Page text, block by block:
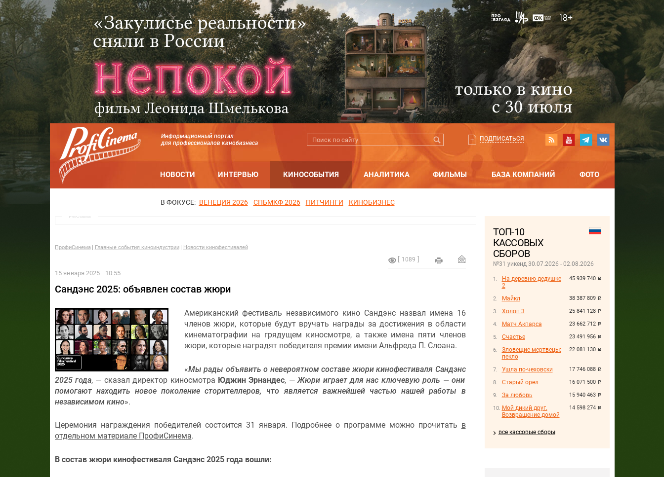
Информационный портал
для профессионалов кинобизнеса
ПОДПИСАТЬСЯ
НОВОСТИ ИНТЕРВЬЮ КИНОСОБЫТИЯ АНАЛИТИКА ФИЛЬМЫ БАЗА КОМПАНИЙ ФОТО
В ФОКУСЕ: ВЕНЕЦИЯ 2026 СПБМКФ 2026 ПИТЧИНГИ КИНОБИЗНЕС
ТОП-10
КАССОВЫХ
СБОРОВ
№31 уикенд 30.07.2026 - 02.08.2026
45 939 740 руб.
На деревню дедушке
2
38 387 809 руб.
Майкл
25 841 128 руб.
Холоп 3
23 662 712 руб.
Матч Акпарса
23 491 956 руб.
Счастье
22 081 130 руб.
Зловещие мертвецы:
пекло
17 746 088 руб.
Ушла по-чеховски
16 071 500 руб.
Старый орел
15 940 463 руб.
За любовь
14 598 274 руб.
Мой дикий друг.
Возвращение домой
все кассовые сборы
Реклама
ПрофиСинема Главные события киноиндустрии Новости кинофестивалей
1089
15 января 2025 10:55
Сандэнс 2025: объявлен состав жюри
Американский фестиваль независимого кино Сандэнс назвал имена 16
членов жюри, которые будут вручать награды за достижения в области
кинематографии на грядущем киносмотре, а также имена пяти членов
жюри, которые наградят победителя премии имени Альфреда П. Слоана.
«Мы рады объявить о невероятном составе жюри кинофестиваля Сандэнс
2025 года, — сказал директор киносмотра Юджин Эрнандес, — Жюри играет для нас ключевую роль — они
помогают находить новое поколение сторителлеров, что является важнейшей частью нашей работы в
независимом кино».
Церемония награждения победителей состоится 31 января. Подробнее о программе можно прочитать в
отдельном материале ПрофиСинема.
В состав жюри кинофестиваля Сандэнс 2025 года вошли: